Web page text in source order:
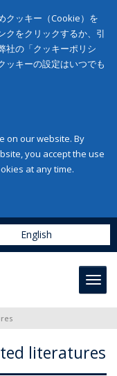
クッキー（Cookie）を
クをクリックするか、引
社の「クッキーポリシ
ッキーの設定はいつでも
on our website. By
you accept the use
at any time.
English
literatures